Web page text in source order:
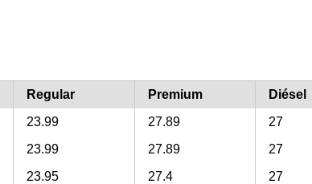
Regular Premium
Diésel
23.99 27.89
27
23.99 27.89
27
23.95 27.4
27